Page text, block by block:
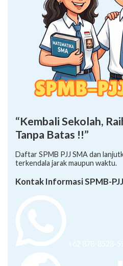
“Kembali Sekolah,
Tanpa Batas !!”
Daftar SPMB PJJ SMA dan
terkendala jarak maupun waktu.
Kontak Informasi SPMB-
+62 878-8528-